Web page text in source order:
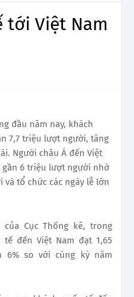
tới Việt Nam
đầu năm nay, khách
7,7 triệu lượt người, tăng
Người châu Á đến Việt
6 triệu lượt người nhờ
tổ chức các ngày lễ lớn
Cục Thống kê, trong
đến Việt Nam đạt 1,65
6% so với cùng kỳ năm